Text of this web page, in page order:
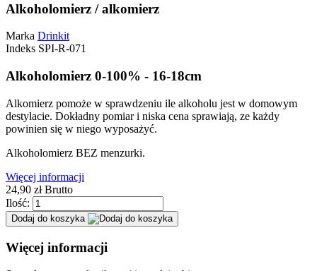
Alkoholomierz / alkomierz
Marka Drinkit
Indeks SPI-R-071
Alkoholomierz 0-100% - 16-18cm
Alkomierz pomoże w sprawdzeniu ile alkoholu jest w domowym
destylacie. Dokładny pomiar i niska cena sprawiają, ze każdy
powinien się w niego wyposażyć.
Alkoholomierz BEZ menzurki.
Więcej informacji
24,90 zł Brutto
Ilość:
Dodaj do koszyka
Więcej informacji